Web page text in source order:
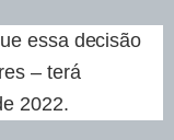
essa decisão
– terá
2022.